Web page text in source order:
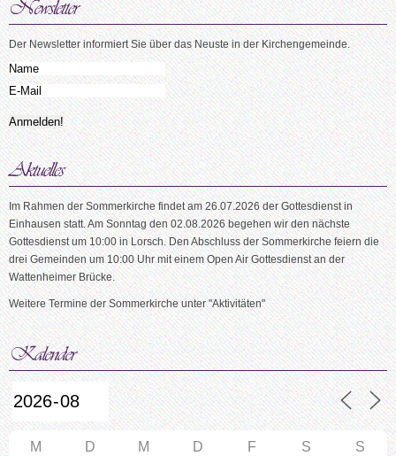
Der Newsletter informiert Sie über das Neuste in der Kirchengemeinde.
Im Rahmen der Sommerkirche findet am 26.07.2026 der Gottesdienst in
Einhausen statt. Am Sonntag den 02.08.2026 begehen wir den nächste
Gottesdienst um 10:00 in Lorsch. Den Abschluss der Sommerkirche feiern die
drei Gemeinden um 10:00 Uhr mit einem Open Air Gottesdienst an der
Wattenheimer Brücke.
Weitere Termine der Sommerkirche unter "Aktivitäten"
M D M D F S S